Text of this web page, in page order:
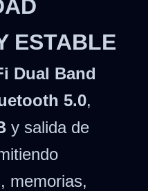
ESTABLE
Dual Band
5.0,
y salida de
memorias,